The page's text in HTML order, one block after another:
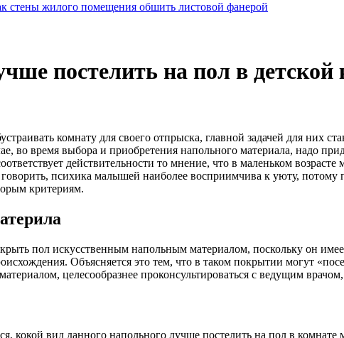
постелить на пол в детской
комнату для своего отпрыска, главной задачей для них
во время выбора и приобретения напольного материала, надо
действительности то мнение, что в маленьком
психика малышей наиболее восприимчива к уюту,
критериям.
пол искусственным напольным материалом, поскольку он
Объясняется это тем, что в таком покрытии могут
целесообразнее проконсультироваться с ведущим
кокой вид данного напольного лучше постелить на пол в